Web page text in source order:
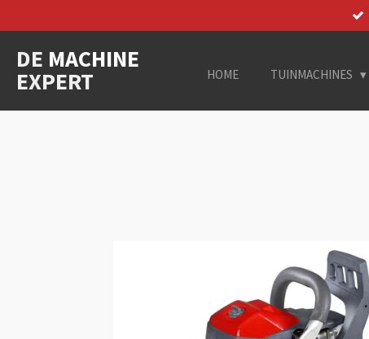
direct
naar
de
hoofdinhoud
DE MACHINE
EXPERT HOME TUINMACHINES